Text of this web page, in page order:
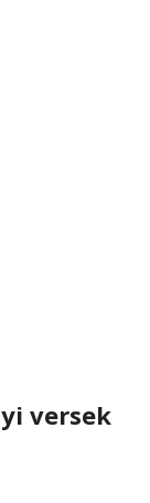
versek